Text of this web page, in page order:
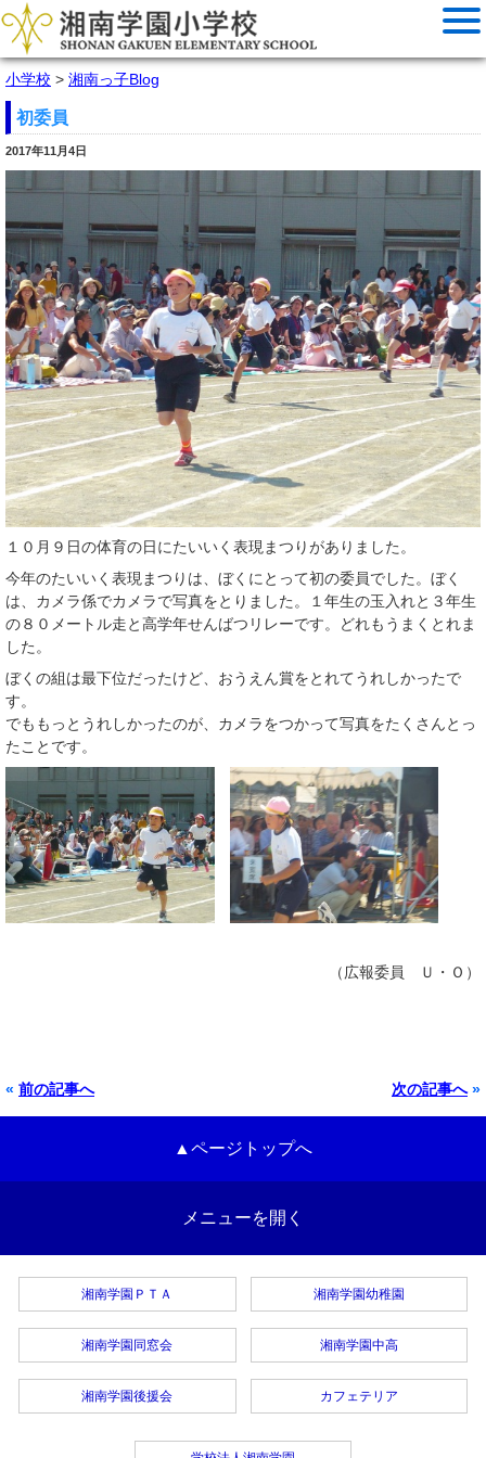
小学校 > 湘南っ子Blog
初委員
2017年11月4日
１０月９日の体育の日にたいいく表現まつりがありました。
今年のたいいく表現まつりは、ぼくにとって初の委員でした。ぼく
は、カメラ係でカメラで写真をとりました。１年生の玉入れと３年生
の８０メートル走と高学年せんばつリレーです。どれもうまくとれま
した。
ぼくの組は最下位だったけど、おうえん賞をとれてうれしかったで
す。
でももっとうれしかったのが、カメラをつかって写真をたくさんとっ
たことです。
（広報委員 Ｕ・Ｏ）
« 前の記事へ 次の記事へ»
▲ページトップへ
メニューを開く
湘南学園ＰＴＡ
湘南学園同窓会
湘南学園後援会
湘南学園幼稚園
湘南学園中高
カフェテリア